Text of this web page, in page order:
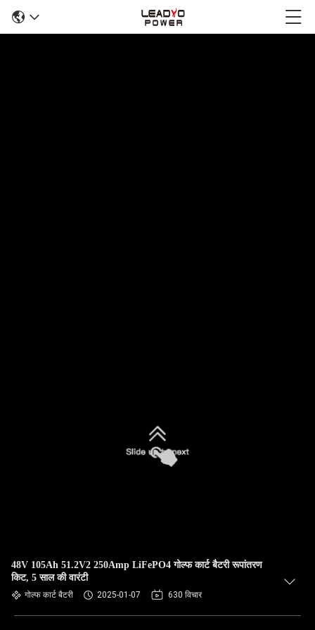
48V 105Ah 51.2V2 250Amp LiFePO4 गोल्फ कार्ट बैटरी रूपांतरण
किट, 5 साल की वारंटी
गोल्फ कार्ट बैटरी 2025-01-07 630 विचार